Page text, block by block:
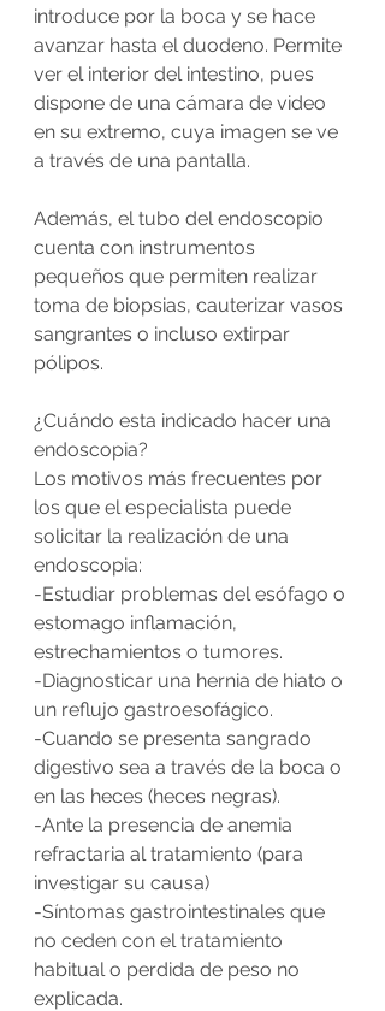
introduce por la boca y se hace
avanzar hasta el duodeno. Permite
ver el interior del intestino, pues
dispone de una cámara de video
en su extremo, cuya imagen se ve
a través de una pantalla.
Además, el tubo del endoscopio
cuenta con instrumentos
pequeños que permiten realizar
toma de biopsias, cauterizar vasos
sangrantes o incluso extirpar
pólipos.
¿Cuándo esta indicado hacer una
endoscopia?
Los motivos más frecuentes por
los que el especialista puede
solicitar la realización de una
endoscopia:
-Estudiar problemas del esófago o
estomago inflamación,
estrechamientos o tumores.
-Diagnosticar una hernia de hiato o
un reflujo gastroesofágico.
-Cuando se presenta sangrado
digestivo sea a través de la boca o
en las heces (heces negras).
-Ante la presencia de anemia
refractaria al tratamiento (para
investigar su causa)
-Síntomas gastrointestinales que
no ceden con el tratamiento
habitual o perdida de peso no
explicada.